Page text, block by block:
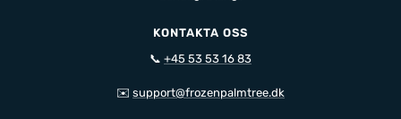
KONTAKTA OSS
📞 +45 53 53 16 83
✉️ support@frozenpalmtree.dk